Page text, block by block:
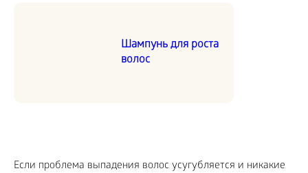
Шампунь для роста
волос
Если проблема выпадения волос усугубляется и никакие